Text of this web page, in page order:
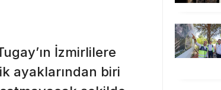
İzmirlilere
ayaklarından biri